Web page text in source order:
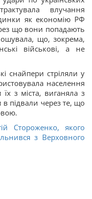
влучання
як економію РФ
що вони попадають
що, зокрема,
військові, а не
снайпери стріляли у
населення
з міста, виганяла з
підвали через те, що
Стороженко, якого
з Верховного